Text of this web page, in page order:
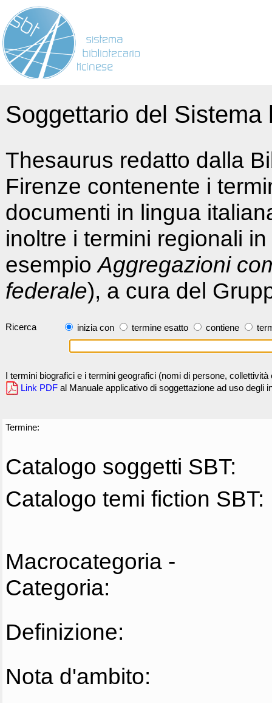
Soggettario del
Thesaurus redatto dalla
Firenze contenente i
documenti in lingua
inoltre i termini regionali
esempioAggregazioni
federale), a cura del
Ricerca inizia con termine esatto contiene
I termini biografici e i termini geografici (nomi di persone,
Link PDF al Manuale applicativo di soggettazione ad uso degli
Termine:
Catalogo soggetti SBT:
Catalogo temi fiction SBT:
Macrocategoria -
Categoria:
Definizione:
Nota d'ambito: